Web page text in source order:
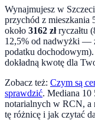
Wynajmujesz w
przychód z mieszkania
około 3162 zł ryczałtu
12,5% od nadwyżki —
podatku dochodowym).
dokładną kwotę dla
Zobacz też: Czym są
sprawdzić. Mediana 10
notarialnych w RCN, a
tę różnicę i jak czytać